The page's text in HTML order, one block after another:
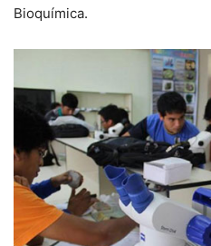
Bioquímica.